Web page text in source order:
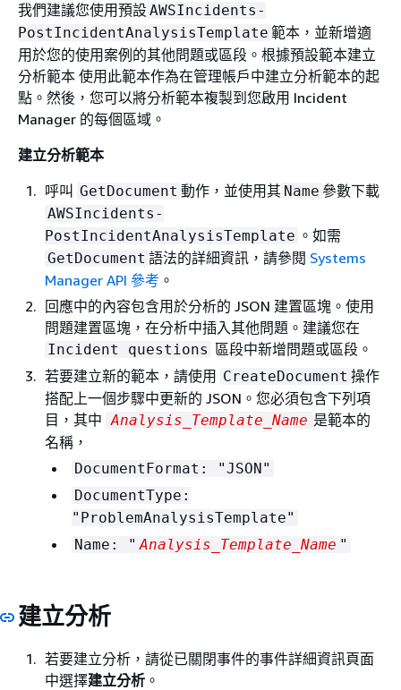
我們建議您使用預設 AWSIncidents-
PostIncidentAnalysisTemplate 範本，並新增適
用於您的使用案例的其他問題或區段。根據預設範本建立
分析範本 使用此範本作為在管理帳戶中建立分析範本的起
點。然後，您可以將分析範本複製到您啟用 Incident
Manager 的每個區域。
建立分析範本
呼叫 GetDocument 動作，並使用其 Name 參數下載
AWSIncidents-
PostIncidentAnalysisTemplate 。如需
GetDocument 語法的詳細資訊，請參閱 Systems
Manager API 參考 。
回應中的內容包含用於分析的 JSON 建置區塊。使用
問題建置區塊，在分析中插入其他問題。建議您在
Incident questions 區段中新增問題或區段。
若要建立新的範本，請使用 CreateDocument 操作
搭配上一個步驟中更新的 JSON。您必須包含下列項
目，其中 Analysis_Template_Name 是範本的
名稱，
DocumentFormat: "JSON"
DocumentType:
"ProblemAnalysisTemplate"
Name: " Analysis_Template_Name "
建立分析
若要建立分析，請從已關閉事件的事件詳細資訊頁面
中選擇建立分析 。